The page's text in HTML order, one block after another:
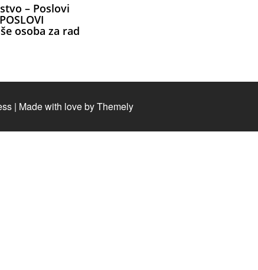
– Poslovi
osoba za rad
| Made with love byThemely